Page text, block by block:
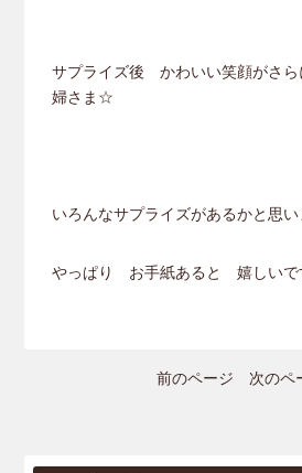
サプライズ後 かわいい笑顔がさら
婦さま☆
いろんなサプライズがあるかと思い
やっぱり お手紙あると 嬉しい
前のページ 次のペ